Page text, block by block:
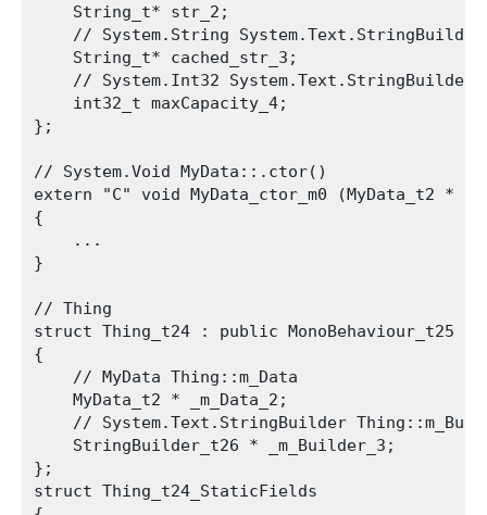
    String_t* str_2;
// System.String
    String_t* cached_str_3;
// System.Int32
    int32_t maxCapacity_4;
};
// System.Void MyData::.ctor()
extern "C" void MyData_ctor_m0 (MyData_t2 *
{
    ...
}
// Thing
struct Thing_t24 : public MonoBehaviour_t25
{
    // MyData Thing::m_Data
    MyData_t2 * _m_Data_2;
// System.Text.StringBuilder
    StringBuilder_t26 * _m_Builder_3;
};
struct Thing_t24_StaticFields